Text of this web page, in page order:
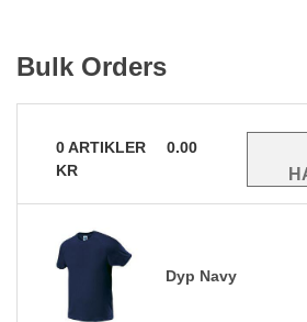
Bulk Orders
0ARTIKLER
0.00
KR
Dyp Navy